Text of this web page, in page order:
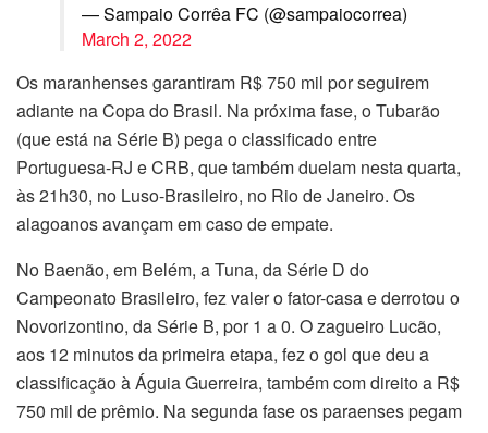
— Sampaio Corrêa FC (@sampaiocorrea)
March 2, 2022
Os maranhenses garantiram R$ 750 mil por seguirem
adiante na Copa do Brasil. Na próxima fase, o Tubarão
(que está na Série B) pega o classificado entre
Portuguesa-RJ e CRB, que também duelam nesta quarta,
às 21h30, no Luso-Brasileiro, no Rio de Janeiro. Os
alagoanos avançam em caso de empate.
No Baenão, em Belém, a Tuna, da Série D do
Campeonato Brasileiro, fez valer o fator-casa e derrotou o
Novorizontino, da Série B, por 1 a 0. O zagueiro Lucão,
aos 12 minutos da primeira etapa, fez o gol que deu a
classificação à Águia Guerreira, também com direito a R$
750 mil de prêmio. Na segunda fase os paraenses pegam